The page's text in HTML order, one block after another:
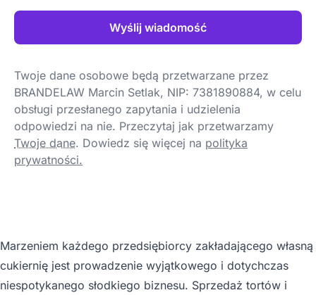
Wyślij wiadomość
Twoje dane osobowe będą przetwarzane przez
BRANDELAW Marcin Setlak, NIP: 7381890884, w celu
obsługi przesłanego zapytania i udzielenia
odpowiedzi na nie. Przeczytaj jak przetwarzamy
Twoje dane. Dowiedz się więcej na polityka
prywatności.
Marzeniem każdego przedsiębiorcy zakładającego własną
cukiernię jest prowadzenie wyjątkowego i dotychczas
niespotykanego słodkiego biznesu. Sprzedaż tortów i